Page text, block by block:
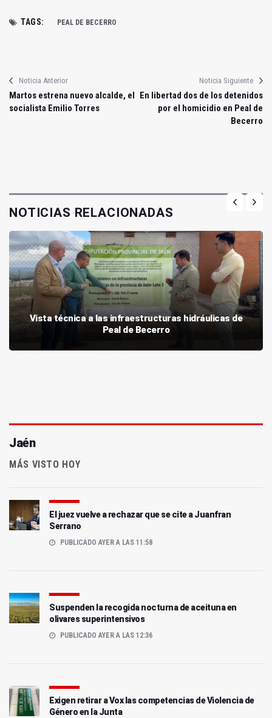
TAGS: PEAL DE BECERRO
Noticia Anterior
Martos estrena nuevo alcalde, el
socialista Emilio Torres
Noticia Siguiente
En libertad dos de los detenidos
por el homicidio en Peal de
Becerro
NOTICIAS RELACIONADAS
Vista técnica a las infraestructuras hidráulicas de
Peal de Becerro
Jaén
MÁS VISTO HOY
El juez vuelve a rechazar que se cite a Juanfran
Serrano
PUBLICADO AYER A LAS 11:58
Suspenden la recogida nocturna de aceituna en
olivares superintensivos
PUBLICADO AYER A LAS 12:36
Exigen retirar a Vox las competencias de Violencia de
Género en la Junta